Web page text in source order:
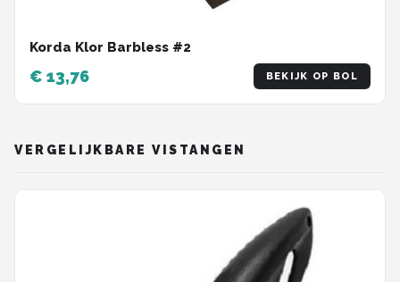
Korda Klor Barbless #2
€ 13,76 BEKIJK OP BOL
VERGELIJKBARE VISTANGEN